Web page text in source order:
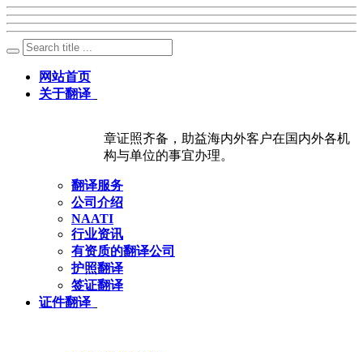
网站首页
关于翻译
章证照齐备，助益海内外客户在国内外各机
构与单位的事宜办理。
翻译服务
公司介绍
NAATI
行业资讯
有资质的翻译公司
护照翻译
签证翻译
证件翻译